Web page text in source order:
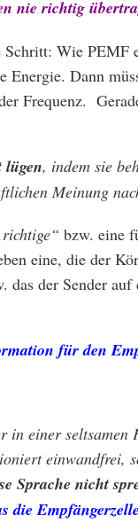
nie richtig
Schritt: Wie
Energie. Dann
Frequenz.
, indem sie
Meinung
bzw. eine
eine, die der
der Sender
für den
einer seltsamen
einwandfrei,
Sprache nicht